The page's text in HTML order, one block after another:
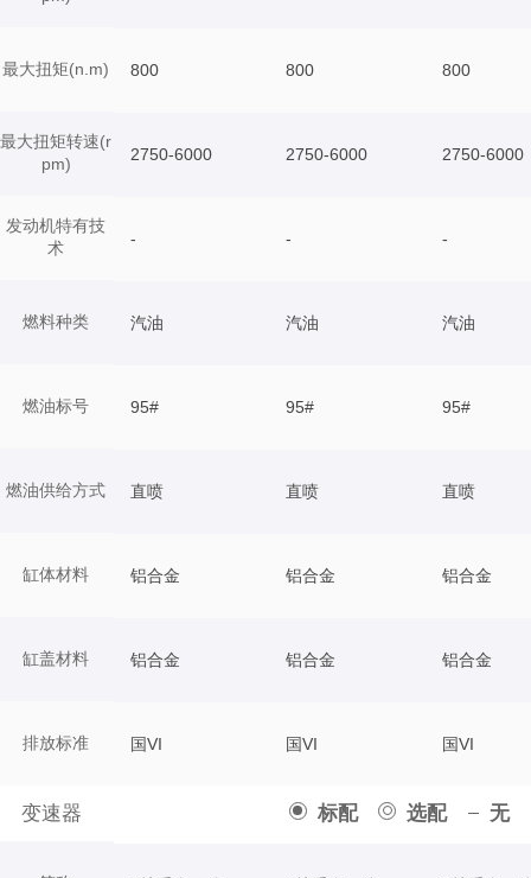
最大扭矩(n.m)
最大扭矩转速(r
pm)
发动机特有技
术
燃料种类
燃油标号
燃油供给方式
缸体材料
缸盖材料
排放标准
变速器 标配 选配 无
800 800 800
2750-6000 2750-6000 2750-6000
- - -
汽油 汽油 汽油
95# 95# 95#
直喷 直喷 直喷
铝合金 铝合金 铝合金
铝合金 铝合金 铝合金
国VI 国VI 国VI